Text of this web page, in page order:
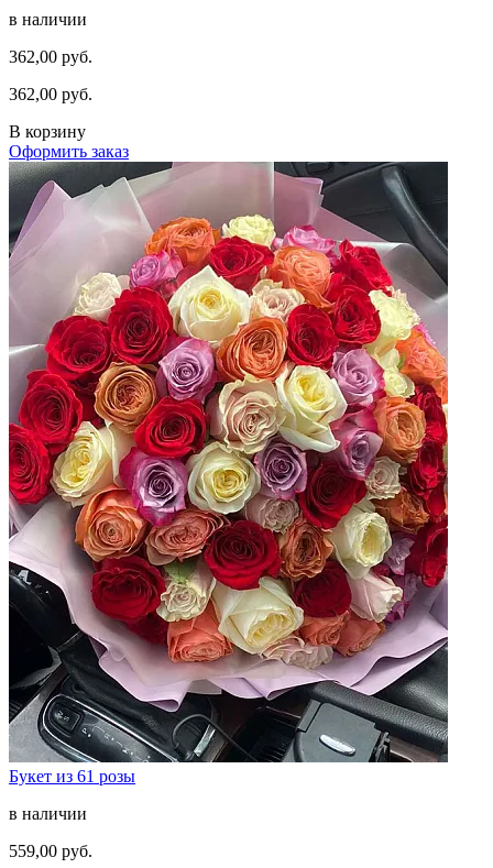
в наличии
362,00 руб.
362,00 руб.
В корзину
Оформить заказ
Букет из 61 розы
в наличии
559,00 руб.